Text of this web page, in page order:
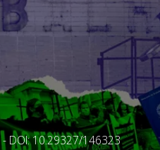
- DOI: 10.29327/146323